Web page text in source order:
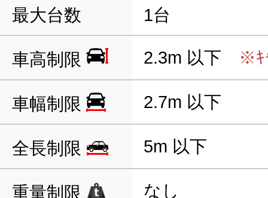
最大台数 1台
車高制限 2.3m 以下 ※ｷ
車幅制限 2.7m 以下
全長制限 5m 以下
重量制限 なし